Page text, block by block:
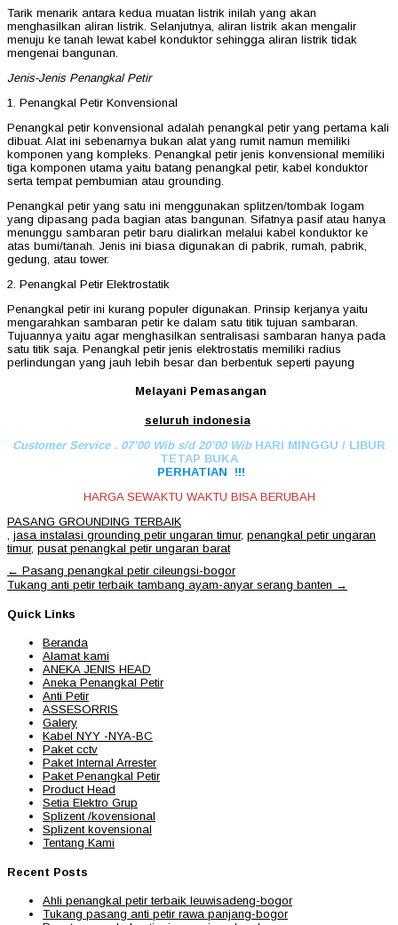
Tarik menarik antara kedua muatan listrik inilah yang akan
menghasilkan aliran listrik. Selanjutnya, aliran listrik akan mengalir
menuju ke tanah lewat kabel konduktor sehingga aliran listrik tidak
mengenai bangunan.
Jenis-Jenis Penangkal Petir
1. Penangkal Petir Konvensional
Penangkal petir konvensional adalah penangkal petir yang pertama kali
dibuat. Alat ini sebenarnya bukan alat yang rumit namun memiliki
komponen yang kompleks. Penangkal petir jenis konvensional memiliki
tiga komponen utama yaitu batang penangkal petir, kabel konduktor
serta tempat pembumian atau grounding.
Penangkal petir yang satu ini menggunakan splitzen/tombak logam
yang dipasang pada bagian atas bangunan. Sifatnya pasif atau hanya
menunggu sambaran petir baru dialirkan melalui kabel konduktor ke
atas bumi/tanah. Jenis ini biasa digunakan di pabrik, rumah, pabrik,
gedung, atau tower.
2. Penangkal Petir Elektrostatik
Penangkal petir ini kurang populer digunakan. Prinsip kerjanya yaitu
mengarahkan sambaran petir ke dalam satu titik tujuan sambaran.
Tujuannya yaitu agar menghasilkan sentralisasi sambaran hanya pada
satu titik saja. Penangkal petir jenis elektrostatis memiliki radius
perlindungan yang jauh lebih besar dan berbentuk seperti payung
Melayani Pemasangan
seluruh indonesia
Customer Service . 07’00 Wib s/d 20’00 WibHARI MINGGU / LIBUR
TETAP BUKA
PERHATIAN !!!
HARGA SEWAKTU WAKTU BISA BERUBAH
PASANG GROUNDING TERBAIK
jasa instalasi grounding petir ungaran timur, penangkal petir ungaran
timur, pusat penangkal petir ungaran barat
Post
navigation
← Pasang penangkal petir cileungsi-bogor
Tukang anti petir terbaik tambang ayam-anyar serang banten →
Quick Links
Beranda
Alamat kami
ANEKA JENIS HEAD
Aneka Penangkal Petir
Anti Petir
ASSESORRIS
Galery
Kabel NYY -NYA-BC
Paket cctv
Paket Internal Arrester
Paket Penangkal Petir
Product Head
Setia Elektro Grup
Splizent /kovensional
Splizent kovensional
Tentang Kami
Recent Posts
Ahli penangkal petir terbaik leuwisadeng-bogor
Tukang pasang anti petir rawa panjang-bogor